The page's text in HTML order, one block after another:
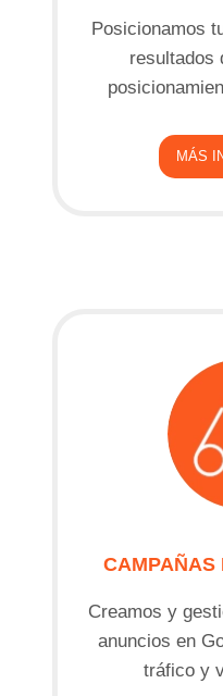
Posicionamos
resultados
MÁS
CAMPAÑAS
Creamos y
anuncios en
tráfico y